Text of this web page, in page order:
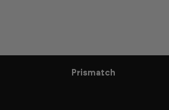
Prismatch